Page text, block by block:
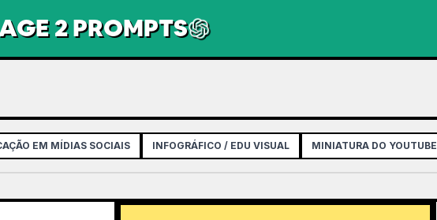
2 PROMPTS
EM MÍDIAS SOCIAIS INFOGRÁFICO / EDU VISUAL MINIATURA DO YOUTUBE